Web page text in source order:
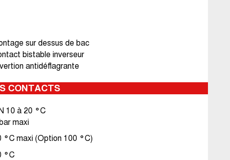
sur dessus de bac
bistable inverseur
antidéflagrante
CONTACTS
10 à 20 °C
maxi
°C maxi (Option 100 °C)
°C